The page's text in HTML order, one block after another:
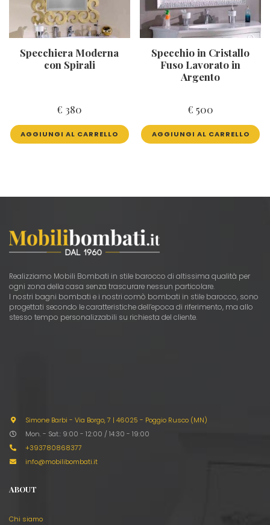
Specchiera Moderna
con Spirali
€ 380
AGGIUNGI AL CARRELLO
Specchio in Cristallo
Fuso Lavorato in
Argento
€ 500
AGGIUNGI AL CARRELLO
Realizziamo Mobili Bombati in stile barocco di altissima qualità per
ogni zona della casa senza trascurare nessun particolare.
I nostri bagni bombati e i nostri comò bombati in stile barocco, sono
progettati secondo le caratteristiche dell’epoca di riferimento, ma allo
stesso tempo personalizzabili su richiesta del cliente.
Simone Barbi - Via Borgo, 7 |46025 - Poggio Rusco (MN)
Mon. - Sat.: 9:00 - 12:00 / 14:30 - 19:00
+393780868377
info@mobilibombati.it
ABOUT
Chi siamo